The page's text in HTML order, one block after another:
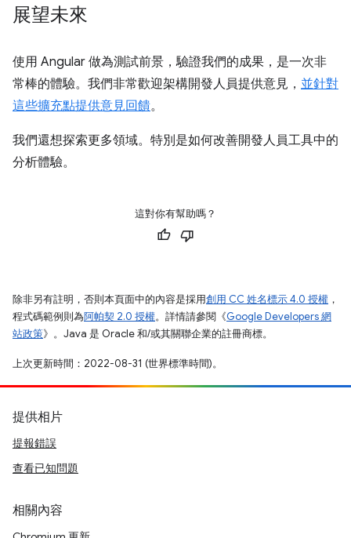
展望未來
使用 Angular 做為測試前景，驗證我們的成果，是一次非
常棒的體驗。我們非常歡迎架構開發人員提供意見， 並針對
這些擴充點提供意見回饋。
我們還想探索更多領域。特別是如何改善開發人員工具中的
分析體驗。
這對你有幫助嗎？
除非另有註明，否則本頁面中的內容是採用創用 CC 姓名標示 4.0 授權 ，
程式碼範例則為阿帕契 2.0 授權。詳情請參閱《Google Developers 網
站政策》。Java 是 Oracle 和/或其關聯企業的註冊商標。
上次更新時間：2022-08-31 (世界標準時間)。
提供相片
提報錯誤
查看已知問題
相關內容